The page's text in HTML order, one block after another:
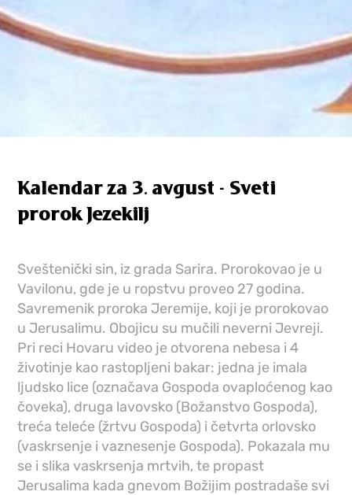
Kalendar za 3. avgust - Sveti
prorok Jezekilj
Sveštenički sin, iz grada Sarira. Prorokovao je u
Vavilonu, gde je u ropstvu proveo 27 godina.
Savremenik proroka Jeremije, koji je prorokovao
u Jerusalimu. Obojicu su mučili neverni Jevreji.
Pri reci Hovaru video je otvorena nebesa i 4
životinje kao rastopljeni bakar: jedna je imala
ljudsko lice (označava Gospoda ovaploćenog kao
čoveka), druga lavovsko (Božanstvo Gospoda),
treća teleće (žrtvu Gospoda) i četvrta orlovsko
(vaskrsenje i vaznesenje Gospoda). Pokazala mu
se i slika vaskrsenja mrtvih, te propast
Jerusalima kada gnevom Božijim postradaše svi